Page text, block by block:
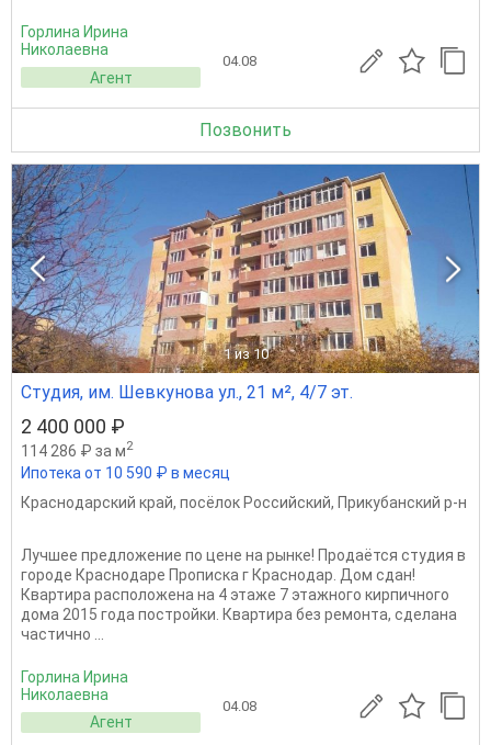
Горлина Ирина
Николаевна
Агент
04.08
Позвонить
1 из 10
Студия, им. Шевкунова ул., 21 м², 4/7 эт.
2 400 000 ₽
114 286 ₽ за м2
Ипотека от 10 590 ₽ в месяц
Краснодарский край, посёлок Российский, Прикубанский р-н
Лучшее предложение по цене на рынке! Продаётся студия в
городе Краснодаре Прописка г Краснодар. Дом сдан!
Квартира расположена на 4 этаже 7 этажного кирпичного
дома 2015 года постройки. Квартира без ремонта, сделана
частично ...
Горлина Ирина
Николаевна
Агент
04.08